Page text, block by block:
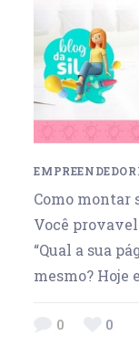
Como montar
Você
“Qual a sua
mesmo? Hoje
0 0